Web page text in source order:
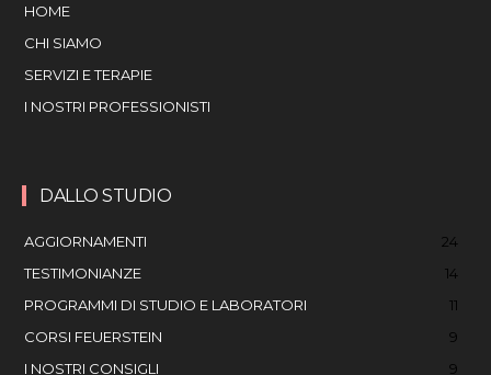
HOME
CHI SIAMO
SERVIZI E TERAPIE
I NOSTRI PROFESSIONISTI
DALLO STUDIO
AGGIORNAMENTI
24
TESTIMONIANZE
14
PROGRAMMI DI STUDIO E LABORATORI
11
CORSI FEUERSTEIN
9
I NOSTRI CONSIGLI
9